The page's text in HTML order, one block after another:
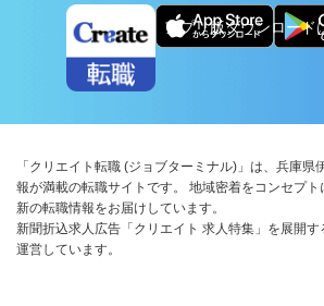
アプリ版ダウンロード
「クリエイト転職 (ジョブターミナル)」は、兵庫県
報が満載の転職サイトです。 地域密着をコンセプ
新の転職情報をお届けしています。
新聞折込求人広告「クリエイト 求人特集」を展開
運営しています。